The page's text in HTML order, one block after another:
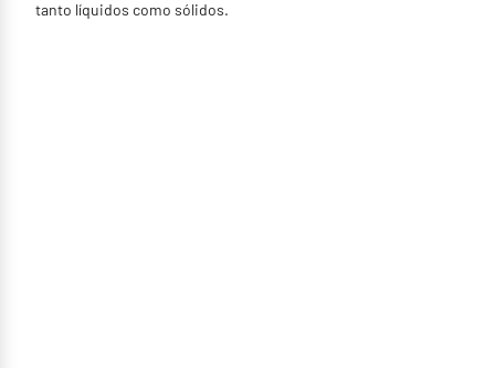
tanto líquidos como sólidos.